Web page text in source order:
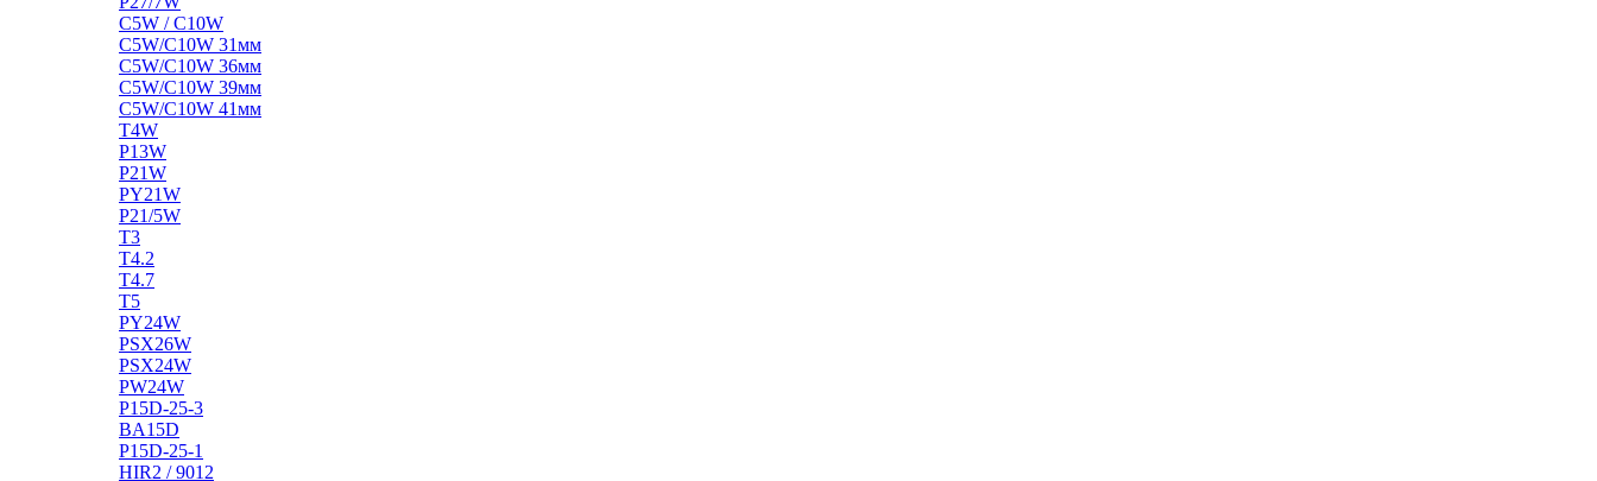
C5W / C10W
C5W/C10W 31мм
C5W/C10W 36мм
C5W/C10W 39мм
C5W/C10W 41мм
T4W
P13W
P21W
PY21W
P21/5W
T3
T4.2
T4.7
T5
PY24W
PSX26W
PSX24W
PW24W
P15D-25-3
BA15D
P15D-25-1
HIR2 / 9012